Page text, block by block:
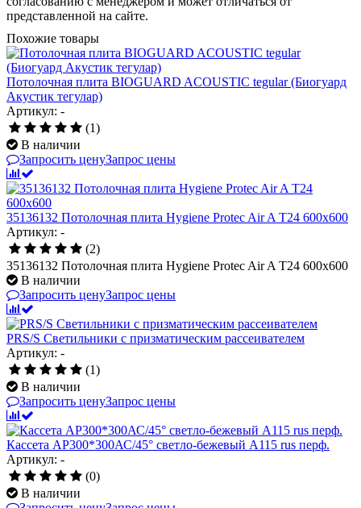
представленной на сайте.
Похожие товары
Потолочная плита BIOGUARD ACOUSTIC tegular (Биогуард
Акустик тегулар)
Артикул: -
(1)
В наличии
Запросить ценуЗапрос цены
35136132 Потолочная плита Hygiene Protec Air A T24 600х600
Артикул: -
(2)
35136132 Потолочная плита Hygiene Protec Air A T24 600х600
В наличии
Запросить ценуЗапрос цены
PRS/S Светильники с призматическим рассеивателем
Артикул: -
(1)
В наличии
Запросить ценуЗапрос цены
Кассета AP300*300АС/45° светло-бежевый А115 rus перф.
Артикул: -
(0)
В наличии